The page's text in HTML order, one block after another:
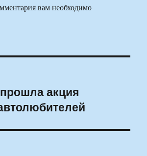
вам необходимо
акция